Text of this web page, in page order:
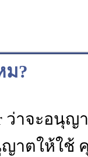
ม?
ว่าจะอนุ
าตให้ใช้